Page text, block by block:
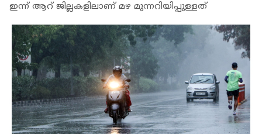
ഇന്ന് ആറ് ജില്ലകളിലാണ് മഴ മുന്നറിയിപ്പുള്ളത്